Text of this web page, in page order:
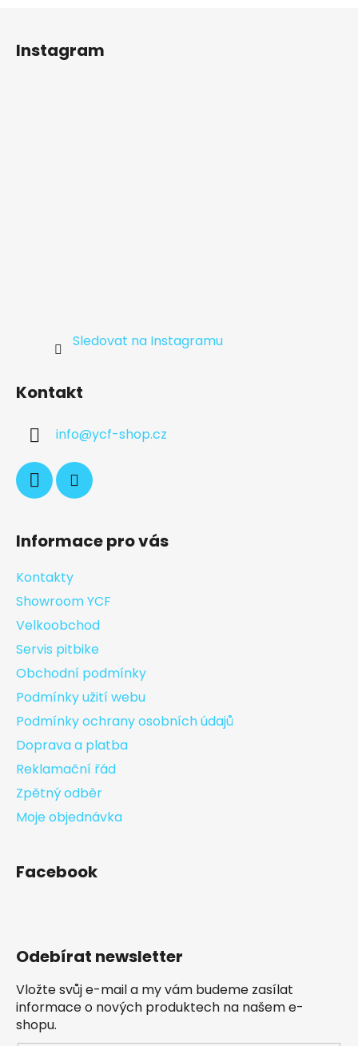
Instagram
Sledovat na Instagramu
Kontakt
info@ycf-shop.cz
Informace pro vás
Kontakty
Showroom YCF
Velkoobchod
Servis pitbike
Obchodní podmínky
Podmínky užití webu
Podmínky ochrany osobních údajů
Doprava a platba
Reklamační řád
Zpětný odběr
Moje objednávka
Facebook
Odebírat newsletter
Vložte svůj e-mail a my vám budeme zasílat
informace o nových produktech na našem e-
shopu.